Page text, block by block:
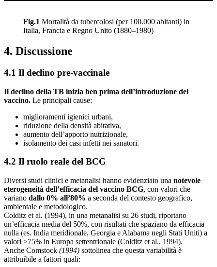
Fig.1 Mortalità da tubercolosi (per 100.000 abitanti) in
Italia, Francia e Regno Unito (1880–1980)
4. Discussione
4.1 Il declino pre-vaccinale
Il declino della TB inizia ben prima dell’introduzione del
vaccino. Le principali cause:
miglioramenti igienici urbani,
riduzione della densità abitativa,
aumento dell’apporto nutrizionale,
isolamento dei casi infetti nei sanatori.
4.2 Il ruolo reale del BCG
Diversi studi clinici e metanalisi hanno evidenziato una notevole
eterogeneità dell’efficacia del vaccino BCG, con valori che
variano dallo 0% all’80% a seconda del contesto geografico,
ambientale e metodologico.
Colditz et al. (1994), in una metanalisi su 26 studi, riportano
un’efficacia media del 50%, con risultati che spaziano da efficacia
nulla (es. India meridionale, Georgia e Alabama negli Stati Uniti) a
valori >75% in Europa settentrionale (Colditz et al., 1994).
Anche Comstock (1994) sottolinea che questa variabilità è
attribuibile a fattori quali: